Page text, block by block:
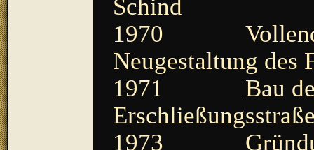
Schind
1970
Neugestaltung des
1971 Bau der
1973 Gründung